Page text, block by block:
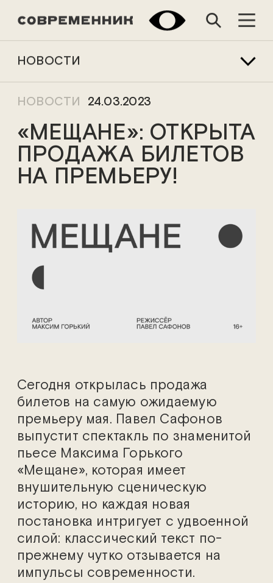
НОВОСТИ
НОВОСТИ 24.03.2023
«МЕЩАНЕ»: ОТКРЫТА
ПРОДАЖА БИЛЕТОВ
НА ПРЕМЬЕРУ!
Сегодня открылась продажа
билетов на самую ожидаемую
премьеру мая. Павел Сафонов
выпустит спектакль по знаменитой
пьесе Максима Горького
«Мещане», которая имеет
внушительную сценическую
историю, но каждая новая
постановка интригует с удвоенной
силой: классический текст по-
прежнему чутко отзывается на
импульсы современности.